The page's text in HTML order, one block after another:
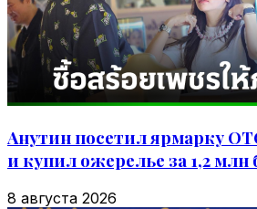
Анутин посетил ярмарку
и купил ожерелье за 1,2 млн
8 августа 2026